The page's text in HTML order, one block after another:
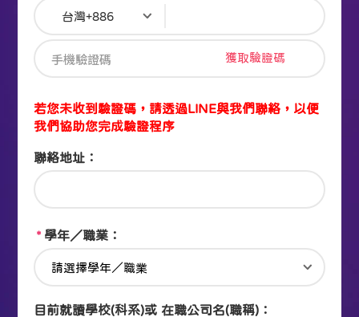
獲取驗證碼
若您未收到驗證碼，請透過LINE與我們聯絡，以便
我們協助您完成驗證程序
聯絡地址：
* 學年／職業：
目前就讀學校(科系)或 在職公司名(職稱)：